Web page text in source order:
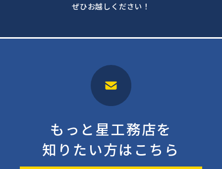
ぜひお越しください！
もっと星工務店を
知りたい方はこちら